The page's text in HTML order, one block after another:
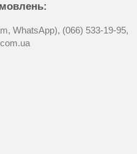
WhatsApp), (066) 533-19-95,